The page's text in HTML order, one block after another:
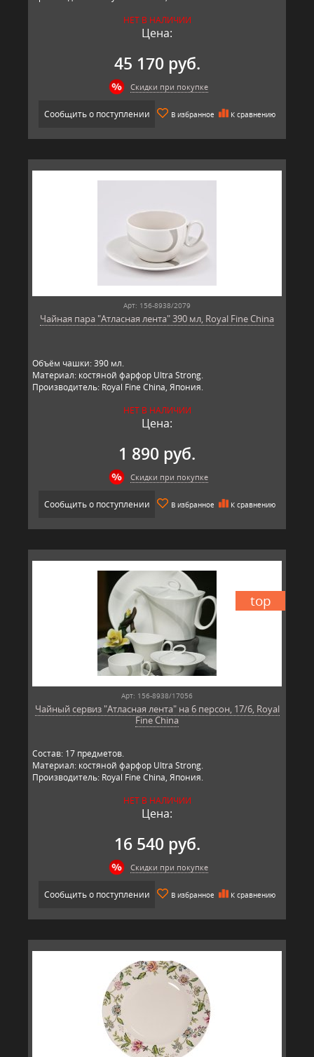
НЕТ В НАЛИЧИИ
Цена:
45 170 руб.
Скидки при покупке
Сообщить о поступлении В избранное К сравнению
Арт: 156-8938/2079
Чайная пара "Атласная лента" 390 мл, Royal Fine China
Объём чашки: 390 мл.
Материал: костяной фарфор Ultra Strong.
Производитель: Royal Fine China, Япония.
НЕТ В НАЛИЧИИ
Цена:
1 890 руб.
Скидки при покупке
Сообщить о поступлении В избранное К сравнению
top
Арт: 156-8938/17056
Чайный сервиз "Атласная лента" на 6 персон, 17/6, Royal
Fine China
Состав: 17 предметов.
Материал: костяной фарфор Ultra Strong.
Производитель: Royal Fine China, Япония.
НЕТ В НАЛИЧИИ
Цена:
16 540 руб.
Скидки при покупке
Сообщить о поступлении В избранное К сравнению